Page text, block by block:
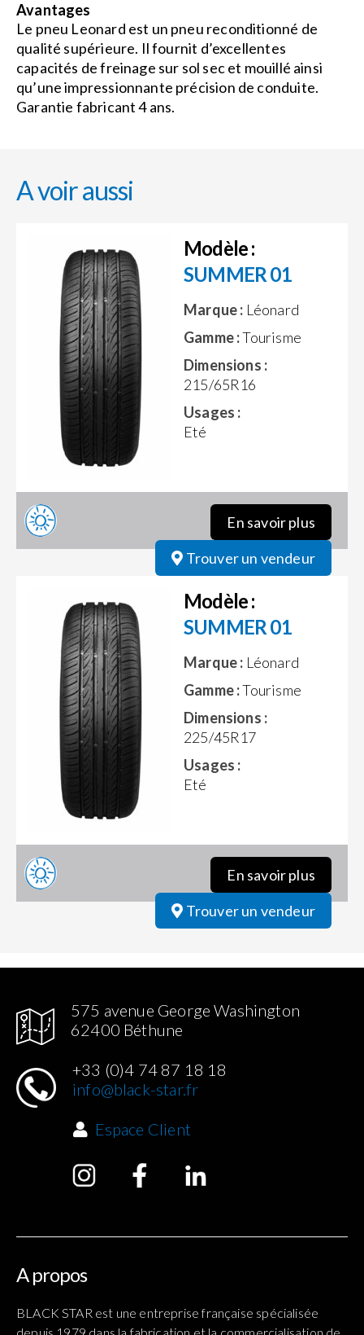
Avantages
Le pneu Leonard est un pneu reconditionné de
qualité supérieure. Il fournit d’excellentes
capacités de freinage sur sol sec et mouillé ainsi
qu’une impressionnante précision de conduite.
Garantie fabricant 4 ans.
A voir aussi
Modèle :
SUMMER 01
Marque : Léonard
Gamme :Tourisme
Dimensions :
215/65R16
Usages :
Eté
En savoir plus
Trouver un vendeur
Modèle :
SUMMER 01
Marque : Léonard
Gamme :Tourisme
Dimensions :
225/45R17
Usages :
Eté
En savoir plus
Trouver un vendeur
575 avenue George Washington
62400 Béthune
+33 (0)4 74 87 18 18
info@black-star.fr
Espace Client
A propos
BLACK STAR est une entreprise française spécialisée